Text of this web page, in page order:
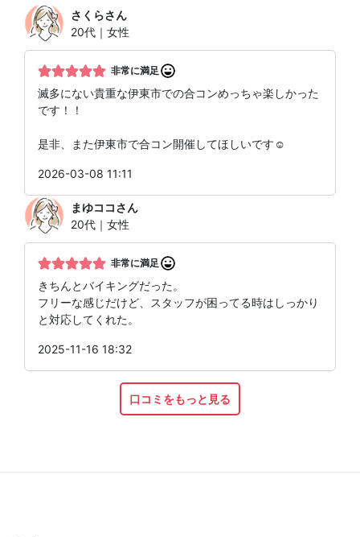
さくらさん
20代｜女性
非常に満足
滅多にない貴重な伊東市での合コンめっちゃ楽しかった
です！！
是非、また伊東市で合コン開催してほしいです☺️
2026-03-08 11:11
まゆココさん
20代｜女性
非常に満足
きちんとバイキングだった。
フリーな感じだけど、スタッフが困ってる時はしっかり
と対応してくれた。
2025-11-16 18:32
口コミをもっと見る